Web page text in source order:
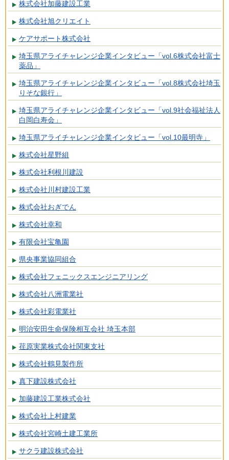
株式会社加藤建設工業
株式会社旭クリエイト
ケアサポート株式会社
埼玉県アライチャレンジ企業インタビュー「vol.6株式会社富士
薬品」
埼玉県アライチャレンジ企業インタビュー「vol.8株式会社埼玉
りそな銀行」
埼玉県アライチャレンジ企業インタビュー「vol.9社会福祉法人
白岡白寿会」
埼玉県アライチャレンジ企業インタビュー「vol.10最明寺」
株式会社星野組
株式会社利根川建設
株式会社川村建設工業
株式会社おぎでん
株式会社幸和
有限会社宝亀園
県央事業協同組合
株式会社フェニックスエンジニアリング
株式会社八洲電業社
株式会社彩電業社
明治安田生命保険相互会社 埼玉本部
荏原実業株式会社関東支社
株式会社鶴見製作所
真下建設株式会社
加藤建設工業株式会社
株式会社上村建業
株式会社宮崎土建工業所
サクラ建設株式会社